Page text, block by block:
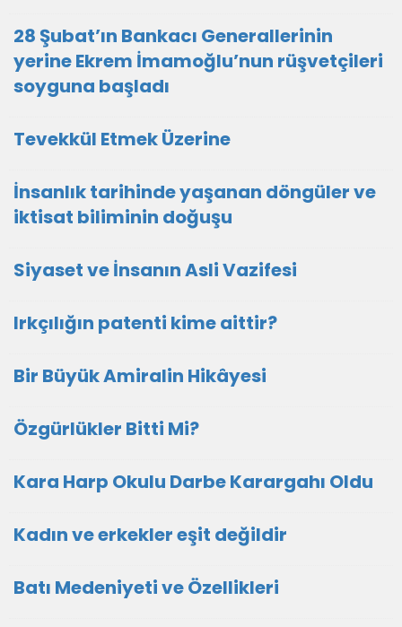
28 Şubat’ın Bankacı Generallerinin
yerine Ekrem İmamoğlu’nun rüşvetçileri
soyguna başladı
Tevekkül Etmek Üzerine
İnsanlık tarihinde yaşanan döngüler ve
iktisat biliminin doğuşu
Siyaset ve İnsanın Asli Vazifesi
Irkçılığın patenti kime aittir?
Bir Büyük Amiralin Hikâyesi
Özgürlükler Bitti Mi?
Kara Harp Okulu Darbe Karargahı Oldu
Kadın ve erkekler eşit değildir
Batı Medeniyeti ve Özellikleri